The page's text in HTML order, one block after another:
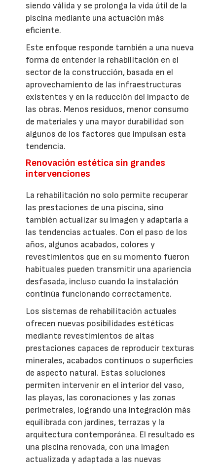
siendo válida y se prolonga la vida útil de la
piscina mediante una actuación más
eficiente.
Este enfoque responde también a una nueva
forma de entender la rehabilitación en el
sector de la construcción, basada en el
aprovechamiento de las infraestructuras
existentes y en la reducción del impacto de
las obras. Menos residuos, menor consumo
de materiales y una mayor durabilidad son
algunos de los factores que impulsan esta
tendencia.
Renovación estética sin grandes
intervenciones
La rehabilitación no solo permite recuperar
las prestaciones de una piscina, sino
también actualizar su imagen y adaptarla a
las tendencias actuales. Con el paso de los
años, algunos acabados, colores y
revestimientos que en su momento fueron
habituales pueden transmitir una apariencia
desfasada, incluso cuando la instalación
continúa funcionando correctamente.
Los sistemas de rehabilitación actuales
ofrecen nuevas posibilidades estéticas
mediante revestimientos de altas
prestaciones capaces de reproducir texturas
minerales, acabados continuos o superficies
de aspecto natural. Estas soluciones
permiten intervenir en el interior del vaso,
las playas, las coronaciones y las zonas
perimetrales, logrando una integración más
equilibrada con jardines, terrazas y la
arquitectura contemporánea. El resultado es
una piscina renovada, con una imagen
actualizada y adaptada a las nuevas